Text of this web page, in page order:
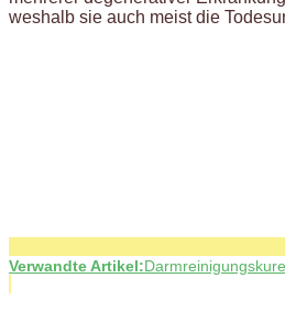
weshalb sie auch meist die
Verwandte Artikel: